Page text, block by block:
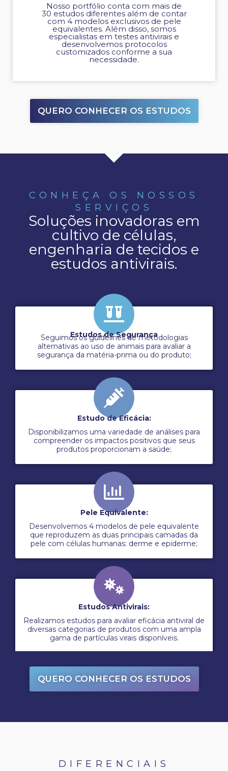
Nosso portfólio conta com mais de
30 estudos diferentes além de contar
com 4 modelos exclusivos de pele
equivalentes. Além disso, somos
especialistas em testes antivirais e
desenvolvemos protocolos
customizados conforme a sua
necessidade.
QUERO CONHECER OS ESTUDOS
CONHEÇA OS NOSSOS
SERVIÇOS
Soluções inovadoras em
cultivo de células,
engenharia de tecidos e
estudos antivirais.
Estudos de Segurança
Seguimos os guidelines de metodologias
alternativas ao uso de animais para avaliar a
segurança da matéria-prima ou do produto;
Estudo de Eficácia:
Disponibilizamos uma variedade de análises para
compreender os impactos positivos que seus
produtos proporcionam a saúde;
Pele Equivalente:
Desenvolvemos 4 modelos de pele equivalente
que reproduzem as duas principais camadas da
pele com células humanas: derme e epiderme;
Estudos Antivirais:
Realizamos estudos para avaliar eficácia antiviral de
diversas categorias de produtos com uma ampla
gama de partículas virais disponíveis.
QUERO CONHECER OS ESTUDOS
DIFERENCIAIS